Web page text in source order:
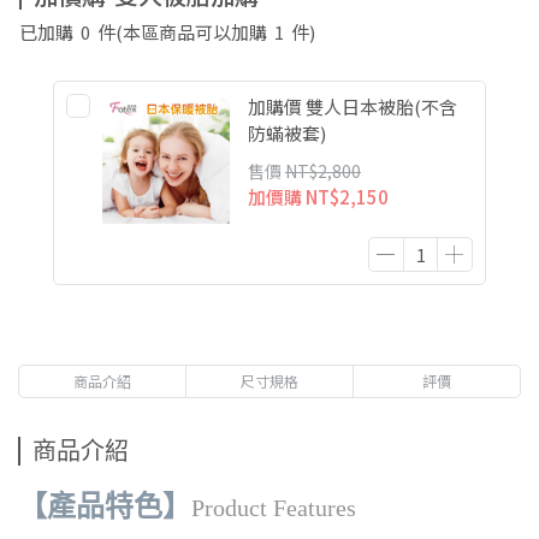
已加購 0 件(本區商品可以加購 1 件)
加購價 雙人日本被胎(不含
防蟎被套)
售價 NT$2,800
加價購NT$2,150
商品介紹 尺寸規格 評價
商品介紹
【產品特色】 Product Features